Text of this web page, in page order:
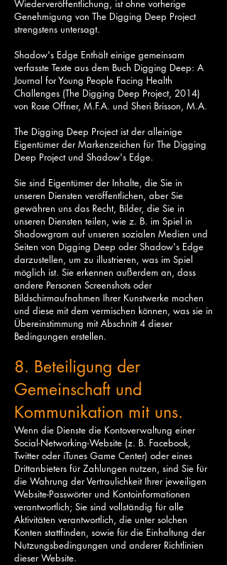
Wiederveröffentlichung, ist ohne vorherige
Genehmigung von The Digging Deep Project
strengstens untersagt.
Shadow's Edge Enthält einige gemeinsam
verfasste Texte aus dem Buch Digging Deep: A
Journal for Young People Facing Health
Challenges (The Digging Deep Project, 2014)
von Rose Offner, M.F.A. und Sheri Brisson, M.A.
The Digging Deep Project ist der alleinige
Eigentümer der Markenzeichen für The Digging
Deep Project und Shadow's Edge.
Sie sind Eigentümer der Inhalte, die Sie in
unseren Diensten veröffentlichen, aber Sie
gewähren uns das Recht, Bilder, die Sie in
unseren Diensten teilen, wie z. B. im Spiel in
Shadowgram auf unseren sozialen Medien und
Seiten von Digging Deep oder Shadow's Edge
darzustellen, um zu illustrieren, was im Spiel
möglich ist. Sie erkennen außerdem an, dass
andere Personen Screenshots oder
Bildschirmaufnahmen Ihrer Kunstwerke machen
und diese mit dem vermischen können, was sie in
Übereinstimmung mit Abschnitt 4 dieser
Bedingungen erstellen.
8. Beteiligung der
Gemeinschaft und
Kommunikation mit uns.
Wenn die Dienste die Kontoverwaltung einer
Social-Networking-Website (z. B. Facebook,
Twitter oder iTunes Game Center) oder eines
Drittanbieters für Zahlungen nutzen, sind Sie für
die Wahrung der Vertraulichkeit Ihrer jeweiligen
Website-Passwörter und Kontoinformationen
verantwortlich; Sie sind vollständig für alle
Aktivitäten verantwortlich, die unter solchen
Konten stattfinden, sowie für die Einhaltung der
Nutzungsbedingungen und anderer Richtlinien
dieser Website.